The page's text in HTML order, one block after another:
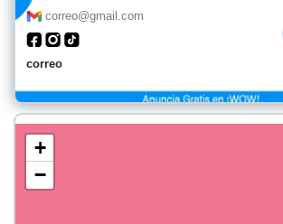
correo@gmail.com
correo
+
−